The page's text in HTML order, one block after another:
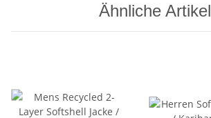
Ähnliche Artikel